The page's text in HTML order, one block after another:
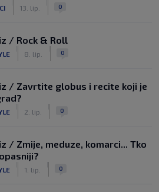
13. lip. 0
/ Rock & Roll
8. lip. 0
/ Zavrtite globus i recite koji je
2. lip. 0
/ Zmije, meduze, komarci... Tko
1. lip. 0